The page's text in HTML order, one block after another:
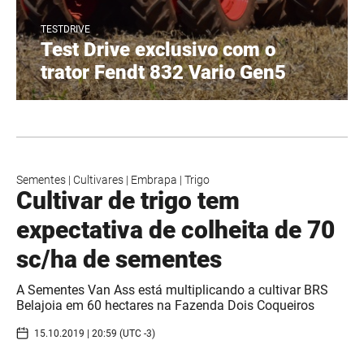
TESTDRIVE
Test Drive exclusivo com o
trator Fendt 832 Vario Gen5
Sementes | Cultivares | Embrapa | Trigo
Cultivar de trigo tem
expectativa de colheita de 70
sc/ha de sementes
A Sementes Van Ass está multiplicando a cultivar BRS
Belajoia em 60 hectares na Fazenda Dois Coqueiros
15.10.2019 | 20:59 (UTC -3)